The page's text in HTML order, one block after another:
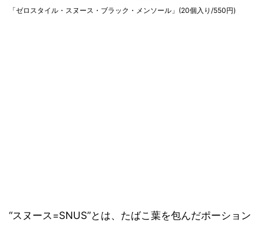
「ゼロスタイル・スヌース・ブラック・メンソール」(20個入り/550円)
“スヌース=SNUS”とは、たばこ葉を包んだポーション